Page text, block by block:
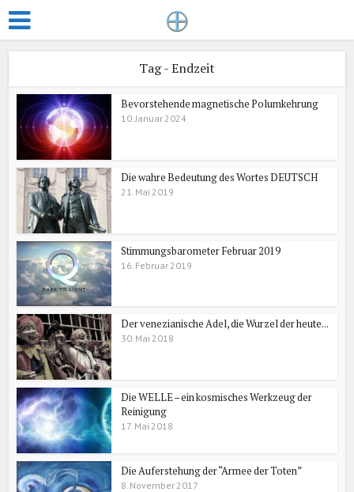
Tag - Endzeit
Bevorstehende magnetische Polumkehrung
10. Januar 2024
Die wahre Bedeutung des Wortes DEUTSCH
21. Mai 2019
Stimmungsbarometer Februar 2019
16. Februar 2019
Der venezianische Adel, die Wurzel der heute...
30. Mai 2018
Die WELLE – ein kosmisches Werkzeug der
Reinigung
17. Mai 2018
Die Auferstehung der “Armee der Toten”
8. November 2017